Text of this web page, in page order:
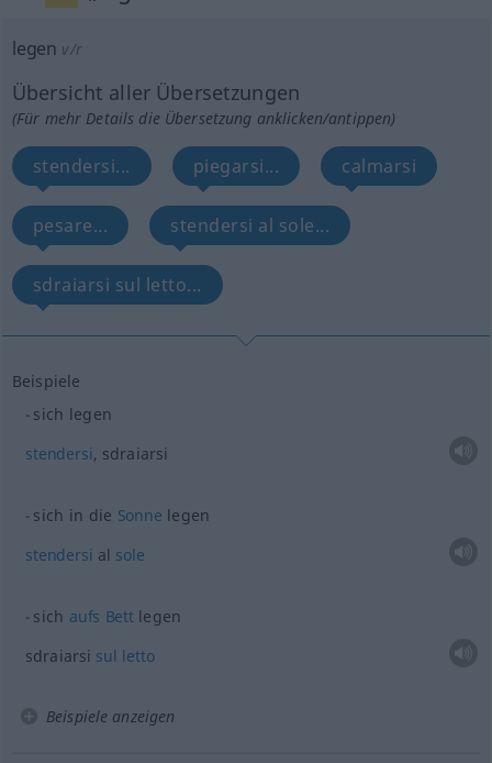
legen v/r
Übersicht aller Übersetzungen
(Für mehr Details die Übersetzung anklicken/antippen)
stendersi... piegarsi... calmarsi
pesare... stendersi al sole...
sdraiarsi sul letto...
Beispiele
sich legen
stendersi, sdraiarsi
sich in die Sonne legen
stendersi al sole
sich aufs Bettlegen
sdraiarsi sul letto
Beispiele anzeigen